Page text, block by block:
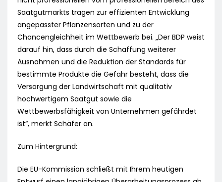
Saatgutmarkts tragen zur effizienten Entwicklung
angepasster Pflanzensorten und zu der
Chancengleichheit im Wettbewerb bei. „Der BDP weist
darauf hin, dass durch die Schaffung weiterer
Ausnahmen und die Reduktion der Standards für
bestimmte Produkte die Gefahr besteht, dass die
Versorgung der Landwirtschaft mit qualitativ
hochwertigem Saatgut sowie die
Wettbewerbsfähigkeit von Unternehmen gefährdet
ist“, merkt Schäfer an.
Zum Hintergrund:
Die EU-Kommission schließt mit Ihrem heutigen